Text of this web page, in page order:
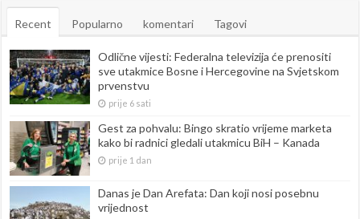
Recent Popularno komentari Tagovi
Odlične vijesti: Federalna televizija će prenositi
sve utakmice Bosne i Hercegovine na Svjetskom
prvenstvu
prije 6 sati
Gest za pohvalu: Bingo skratio vrijeme marketa
kako bi radnici gledali utakmicu BiH – Kanada
prije 1 dan
Danas je Dan Arefata: Dan koji nosi posebnu
vrijednost